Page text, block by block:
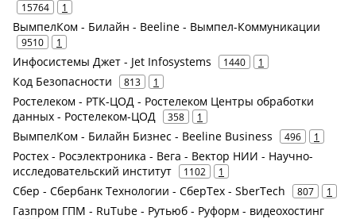
15764 1
ВымпелКом - Билайн - Beeline - Вымпел-Коммуникации
9510 1
Инфосистемы Джет - Jet Infosystems 1440 1
Код Безопасности 813 1
Ростелеком - РТК-ЦОД - Ростелеком Центры обработки
данных - Ростелеком-ЦОД
358 1
ВымпелКом - Билайн Бизнес - Beeline Business 496 1
Ростех - Росэлектроника - Вега - Вектор НИИ - Научно-
исследовательский институт
1102 1
Сбер - Сбербанк Технологии - СберТех - SberTech 807 1
Газпром ГПМ - RuTube - Рутьюб - Руформ - видеохостинг